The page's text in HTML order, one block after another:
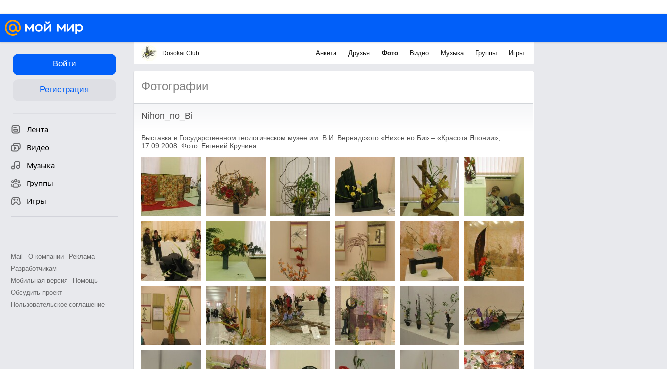
Войти
Регистрация
Лента
Видео
Музыка
Группы
Игры
Mail О компании
Реклама
Разработчикам
Мобильная версия
Помощь
Обсудить проект
Пользовательское соглашение
Dosokai Club Анкета Друзья Фото Видео Музыка Группы Игры
Фотографии
Nihon_no_Bi
Выставка в Государственном геологическом музее им. В.И. Вернадского «Нихон но Би» – «Красота Японии»,
17.09.2008. Фото: Евгений Кручина